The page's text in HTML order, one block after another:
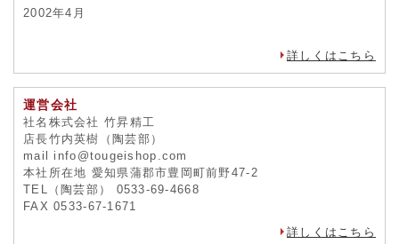
2002年4月
詳しくはこちら
運営会社
社名株式会社 竹昇精工
店長竹内英樹（陶芸部）
mail info@tougeishop.com
本社所在地 愛知県蒲郡市豊岡町前野47-2
TEL（陶芸部） 0533-69-4668
FAX 0533-67-1671
詳しくはこちら